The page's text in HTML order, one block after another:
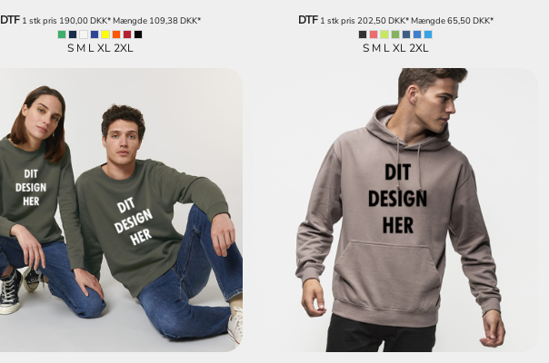
DTF1 stk pris 190,00DKK*Mængde 109,38DKK*
S M L XL 2XL
DTF1 stk pris 202,50DKK*Mængde65,50DKK*
S M L XL 2XL